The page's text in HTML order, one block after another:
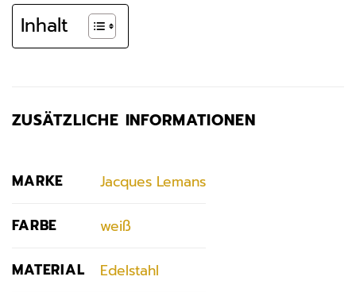
Inhalt
ZUSÄTZLICHE INFORMATIONEN
MARKE Jacques Lemans
FARBE weiß
MATERIAL Edelstahl